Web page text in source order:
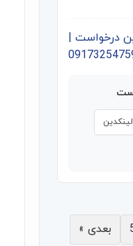
درخواست |
لینکدین
بعدی »